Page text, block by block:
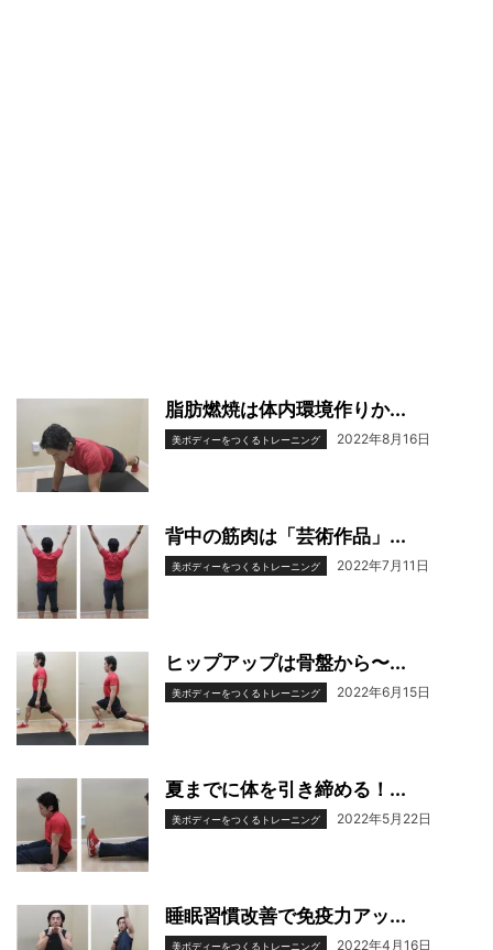
脂肪燃焼は体内環境作りか...
美ボディーをつくるトレーニング 2022年8月16日
背中の筋肉は「芸術作品」...
美ボディーをつくるトレーニング 2022年7月11日
ヒップアップは骨盤から〜...
美ボディーをつくるトレーニング 2022年6月15日
夏までに体を引き締める！...
美ボディーをつくるトレーニング 2022年5月22日
睡眠習慣改善で免疫力アッ...
美ボディーをつくるトレーニング 2022年4月16日